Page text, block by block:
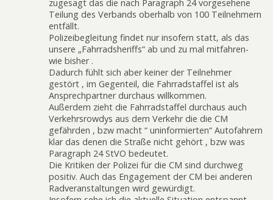
zugesagt das die nach Paragraph 24 vorgesehene
Teilung des Verbands oberhalb von 100 Teilnehmern
entfällt.
Polizeibegleitung findet nur insofern statt, als das
unsere „Fahrradsheriffs“ ab und zu mal mitfahren-
wie bisher .
Dadurch fühlt sich aber keiner der Teilnehmer
gestört , im Gegenteil, die Fahrradstaffel ist als
Ansprechpartner durchaus willkommen.
Außerdem zieht die Fahrradstaffel durchaus auch
Verkehrsrowdys aus dem Verkehr die die CM
gefährden , bzw macht “ uninformierten“ Autofahrern
klar das denen die Straße nicht gehört , bzw was
Paragraph 24 StVO bedeutet.
Die Kritiken der Polizei für die CM sind durchweg
positiv. Auch das Engagement der CM bei anderen
Radveranstaltungen wird gewürdigt.